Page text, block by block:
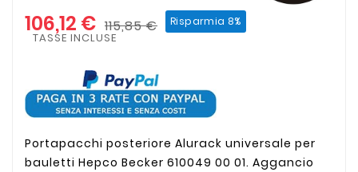
106,12 € 115,85 € Risparmia 8%
TASSE INCLUSE
Portapacchi posteriore Alurack universale per
bauletti Hepco Becker 610049 00 01. Aggancio